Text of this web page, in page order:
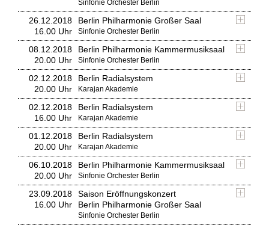
Sinfonie Orchester Berlin
26.12.2018
16.00 Uhr
Berlin Philharmonie Großer Saal
Sinfonie Orchester Berlin
08.12.2018
20.00 Uhr
Berlin Philharmonie Kammermusiksaal
Sinfonie Orchester Berlin
02.12.2018
20.00 Uhr
Berlin Radialsystem
Karajan Akademie
02.12.2018
16.00 Uhr
Berlin Radialsystem
Karajan Akademie
01.12.2018
20.00 Uhr
Berlin Radialsystem
Karajan Akademie
06.10.2018
20.00 Uhr
Berlin Philharmonie Kammermusiksaal
Sinfonie Orchester Berlin
23.09.2018
16.00 Uhr
Saison Eröffnungskonzert
Berlin Philharmonie Großer Saal
Sinfonie Orchester Berlin